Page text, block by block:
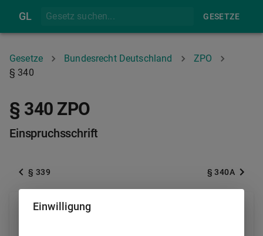
GL GESETZE
Gesetze Bundesrecht Deutschland
ZPO
§ 340
§ 340 ZPO
Einspruchsschrift
§ 339 § 340A
(1) Der Einspruch wird durch Einreichung der
Einwilligung